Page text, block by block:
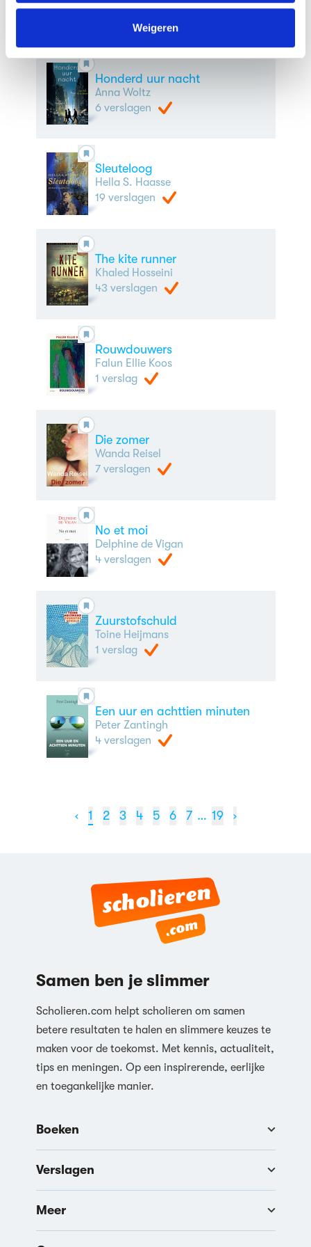
We werken samen met63 derdendie uw gegevens
kunnen ontvangen en verwerken.
Weigeren
Honderd uur nacht
Anna Woltz
6 verslagen
Sleuteloog
Hella S. Haasse
19 verslagen
The kite runner
Khaled Hosseini
43 verslagen
Rouwdouwers
Falun Ellie Koos
1 verslag
Die zomer
Wanda Reisel
7 verslagen
No et moi
Delphine de Vigan
4 verslagen
Zuurstofschuld
Toine Heijmans
1 verslag
Een uur en achttien minuten
Peter Zantingh
4 verslagen
‹ 1 2 3 4 5 6 7 … 19 ›
Samen ben je slimmer
Scholieren.com helpt scholieren om samen
betere resultaten te halen en slimmere keuzes te
maken voor de toekomst. Met kennis, actualiteit,
tips en meningen. Op een inspirerende, eerlijke
en toegankelijke manier.
Boeken
Verslagen
Meer